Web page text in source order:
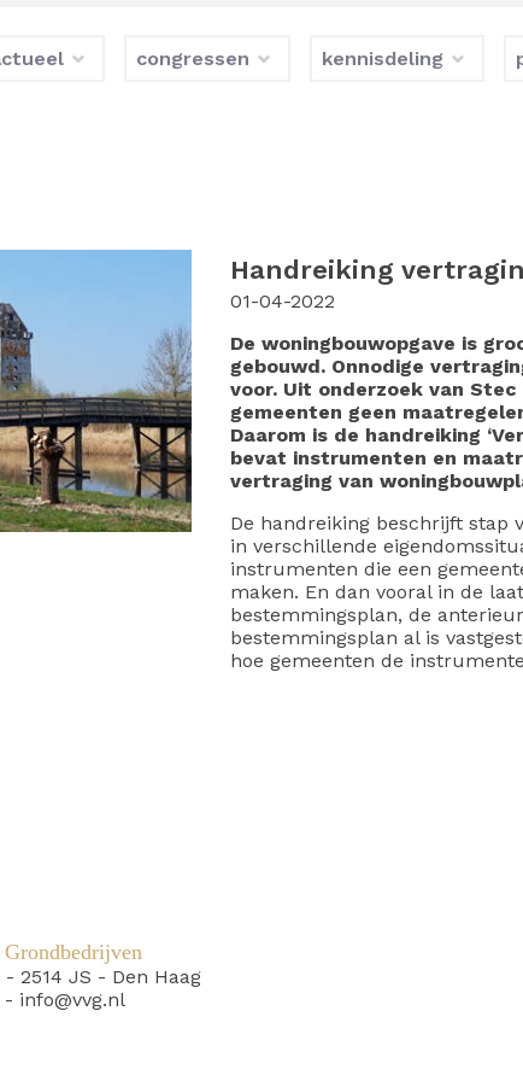
congressen kennisdeling
Handreiking
01-04-2022
De woningbouwopgave is
gebouwd. Onnodige
voor. Uit onderzoek van
gemeenten geen
Daarom is de handreiking
bevat instrumenten en
vertraging van
De handreiking beschrijft stap
in verschillende
instrumenten die een
maken. En dan vooral in de
bestemmingsplan, de
bestemmingsplan al is
hoe gemeenten de
- 2514 JS - Den Haag
- info@vvg.nl